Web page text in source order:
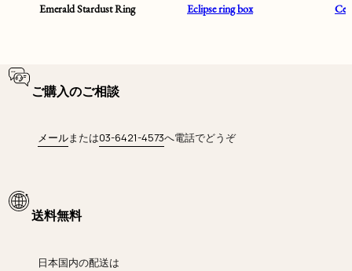
Emerald Stardust Ring Eclipse ring box
ご購入のご相談
メールまたは03-6421-4573へ電話でどうぞ
送料無料
日本国内の配送は